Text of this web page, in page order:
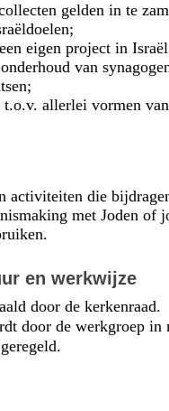
gelden in te
eigen project in
van
t.o.v. allerlei vormen van
activiteiten die
met Joden of
en werkwijze
door de kerkenraad.
door de werkgroep in